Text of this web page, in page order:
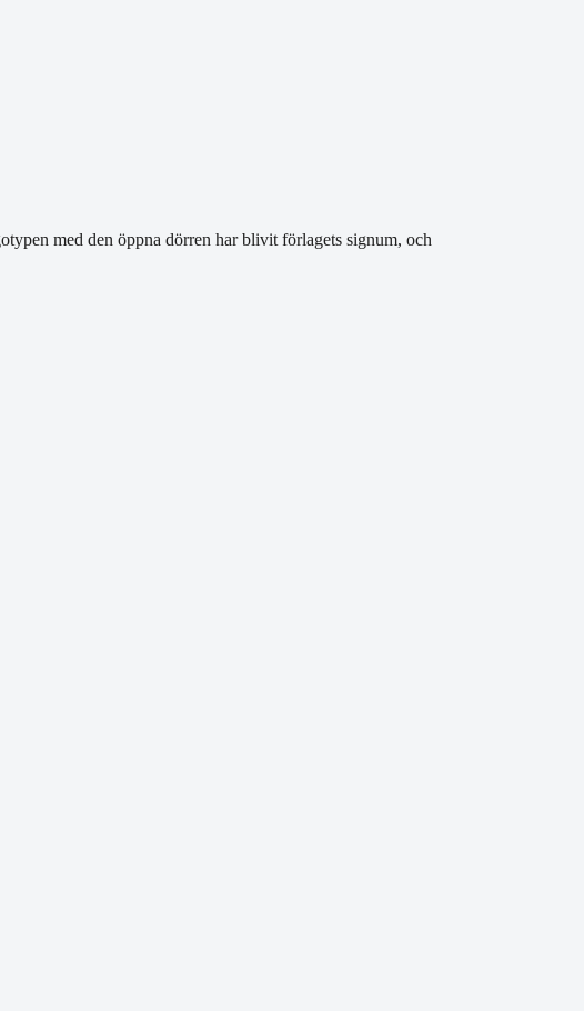
med den öppna dörren har blivit förlagets signum, och